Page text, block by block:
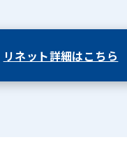
リネット詳細はこちら